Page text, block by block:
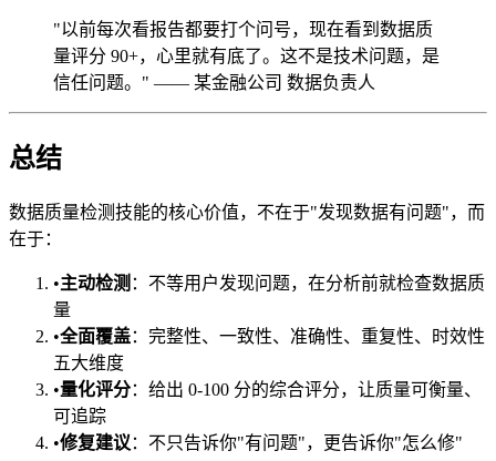
"以前每次看报告都要打个问号，现在看到数据质
量评分 90+，心里就有底了。这不是技术问题，是
信任问题。" —— 某金融公司 数据负责人
总结
数据质量检测技能的核心价值，不在于"发现数据有问题"，而
在于：
•主动检测 ：不等用户发现问题，在分析前就检查数据质
量
•全面覆盖：完整性、一致性、准确性、重复性、时效性
五大维度
•量化评分：给出 0-100 分的综合评分，让质量可衡量、
可追踪
•修复建议 ：不只告诉你"有问题"，更告诉你"怎么修"